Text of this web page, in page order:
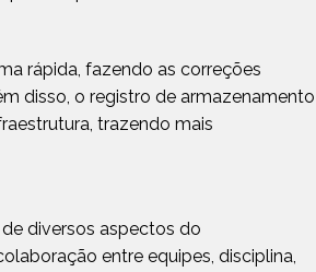
rápida, fazendo as correções
disso, o registro de armazenamento
trazendo mais
diversos aspectos do
entre equipes, disciplina,